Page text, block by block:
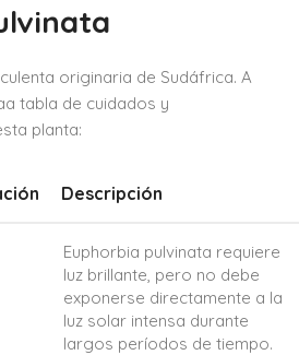
originaria de Sudáfrica. A
tabla de cuidados y
planta:
Descripción
Euphorbia pulvinata requiere
luz brillante, pero no debe
exponerse directamente a la
luz solar intensa durante
largos períodos de tiempo.